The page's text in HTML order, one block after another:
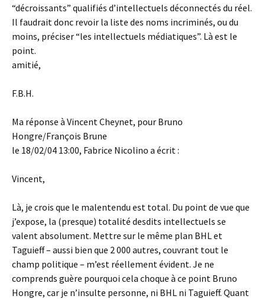
“décroissants” qualifiés d’intellectuels déconnectés du réel.
Il faudrait donc revoir la liste des noms incriminés, ou du
moins, préciser “les intellectuels médiatiques”. Là est le
point.
amitié,
F.B.H.
Ma réponse à Vincent Cheynet, pour Bruno
Hongre/François Brune
le 18/02/04 13:00, Fabrice Nicolino a écrit :
Vincent,
Là, je crois que le malentendu est total. Du point de vue que
j’expose, la (presque) totalité desdits intellectuels se
valent absolument. Mettre sur le même plan BHL et
Taguieff – aussi bien que 2 000 autres, couvrant tout le
champ politique – m’est réellement évident. Je ne
comprends guère pourquoi cela choque à ce point Bruno
Hongre, car je n’insulte personne, ni BHL ni Taguieff. Quant